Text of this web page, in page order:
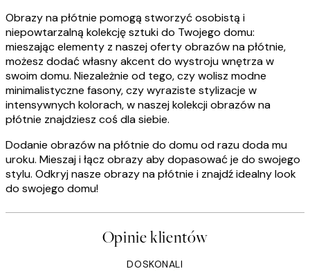
Obrazy na płótnie pomogą stworzyć osobistą i
niepowtarzalną kolekcję sztuki do Twojego domu:
mieszając elementy z naszej oferty obrazów na płótnie,
możesz dodać własny akcent do wystroju wnętrza w
swoim domu. Niezależnie od tego, czy wolisz modne
minimalistyczne fasony, czy wyraziste stylizacje w
intensywnych kolorach, w naszej kolekcji obrazów na
płótnie znajdziesz coś dla siebie.
Dodanie obrazów na płótnie do domu od razu doda mu
uroku. Mieszaj i łącz obrazy aby dopasować je do swojego
stylu. Odkryj nasze obrazy na płótnie i znajdź idealny look
do swojego domu!
Opinie klientów
DOSKONALI